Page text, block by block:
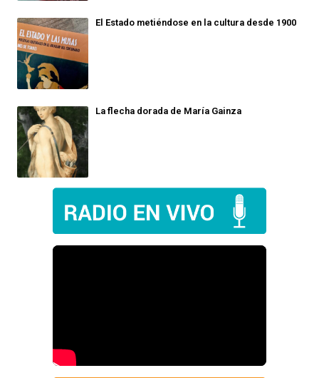
El Estado metiéndose en la cultura desde 1900
La flecha dorada de María Gainza